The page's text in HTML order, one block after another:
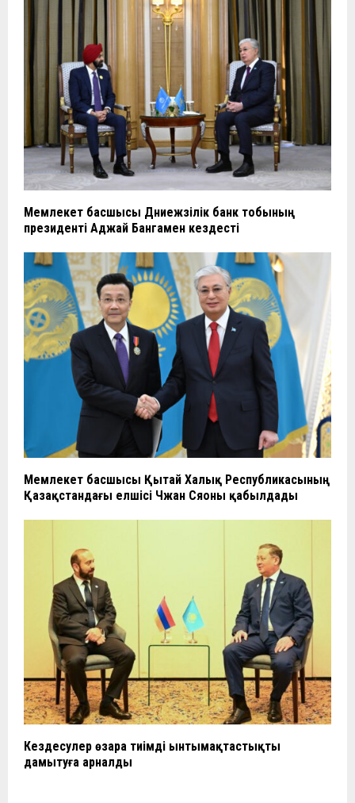
Мемлекет басшысы Дүниежүзілік банк тобының
президенті Аджай Бангамен кездесті
Мемлекет басшысы Қытай Халық Республикасының
Қазақстандағы елшісі Чжан Сяоны қабылдады
Кездесулер өзара тиімді ынтымақтастықты
дамытуға арналды